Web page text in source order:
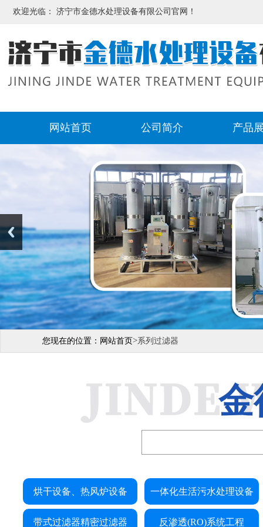
欢迎光临： 济宁市金德水处理设备有限公司官网！
网站首页 公司简介 产品
您现在的位置： 网站首页>系列过滤器
金
烘干设备、热风炉设备 一体化生活污水处理设备
带式过滤器精密过滤器 反渗透(RO)系统工程